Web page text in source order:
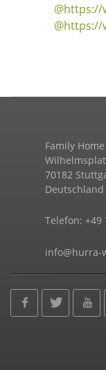
@https://
Family
70182
Deutschland
Telefon: +49
info@hurra-